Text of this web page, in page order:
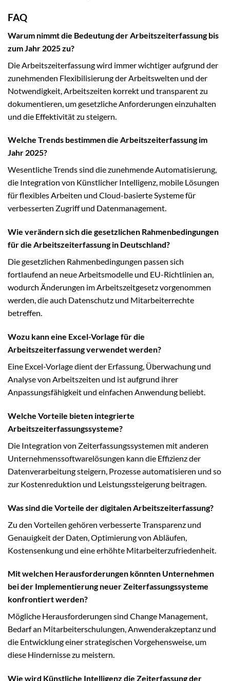
FAQ
Warum nimmt die Bedeutung der Arbeitszeiterfassung bis
zum Jahr 2025 zu?
Die Arbeitszeiterfassung wird immer wichtiger aufgrund der
zunehmenden Flexibilisierung der Arbeitswelten und der
Notwendigkeit, Arbeitszeiten korrekt und transparent zu
dokumentieren, um gesetzliche Anforderungen einzuhalten
und die Effektivität zu steigern.
Welche Trends bestimmen die Arbeitszeiterfassung im
Jahr 2025?
Wesentliche Trends sind die zunehmende Automatisierung,
die Integration von Künstlicher Intelligenz, mobile Lösungen
für flexibles Arbeiten und Cloud-basierte Systeme für
verbesserten Zugriff und Datenmanagement.
Wie verändern sich die gesetzlichen Rahmenbedingungen
für die Arbeitszeiterfassung in Deutschland?
Die gesetzlichen Rahmenbedingungen passen sich
fortlaufend an neue Arbeitsmodelle und EU-Richtlinien an,
wodurch Änderungen im Arbeitszeitgesetz vorgenommen
werden, die auch Datenschutz und Mitarbeiterrechte
betreffen.
Wozu kann eine Excel-Vorlage für die
Arbeitszeiterfassung verwendet werden?
Eine Excel-Vorlage dient der Erfassung, Überwachung und
Analyse von Arbeitszeiten und ist aufgrund ihrer
Anpassungsfähigkeit und einfachen Anwendung beliebt.
Welche Vorteile bieten integrierte
Arbeitszeiterfassungssysteme?
Die Integration von Zeiterfassungssystemen mit anderen
Unternehmenssoftwarelösungen kann die Effizienz der
Datenverarbeitung steigern, Prozesse automatisieren und so
zur Kostenreduktion und Leistungssteigerung beitragen.
Was sind die Vorteile der digitalen Arbeitszeiterfassung?
Zu den Vorteilen gehören verbesserte Transparenz und
Genauigkeit der Daten, Optimierung von Abläufen,
Kostensenkung und eine erhöhte Mitarbeiterzufriedenheit.
Mit welchen Herausforderungen könnten Unternehmen
bei der Implementierung neuer Zeiterfassungssysteme
konfrontiert werden?
Mögliche Herausforderungen sind Change Management,
Bedarf an Mitarbeiterschulungen, Anwenderakzeptanz und
die Entwicklung einer strategischen Vorgehensweise, um
diese Hindernisse zu meistern.
Wie wird Künstliche Intelligenz die Zeiterfassung der